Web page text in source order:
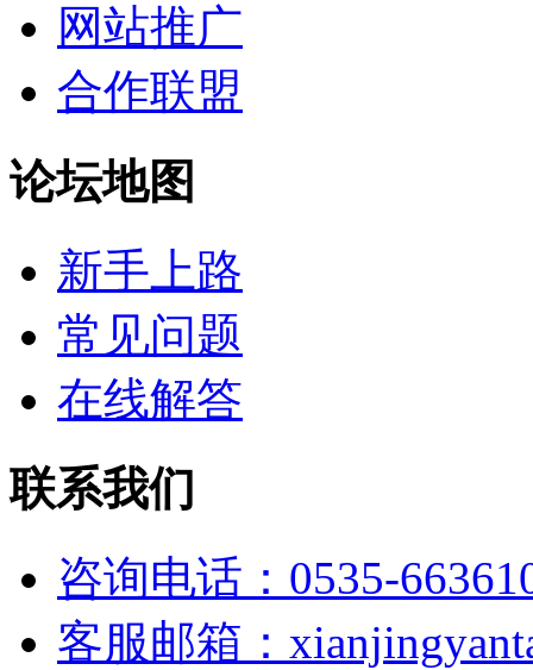
网站推广
合作联盟
论坛地图
新手上路
常见问题
在线解答
联系我们
咨询电话：0535-
客服邮箱：